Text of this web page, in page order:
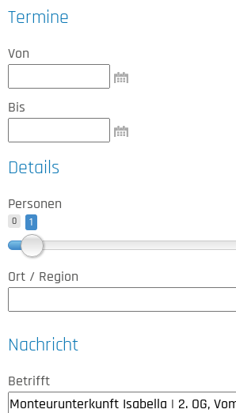
Termine
Von
Bis
Details
Personen
0 1
Ort / Region
Nachricht
Betrifft